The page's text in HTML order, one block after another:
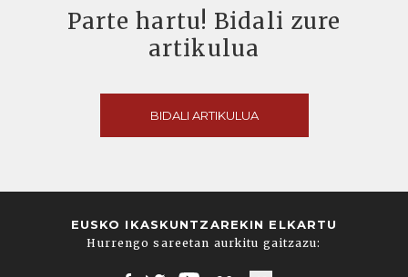
Parte hartu! Bidali zure
artikulua
BIDALI ARTIKULUA
EUSKO IKASKUNTZAREKIN ELKARTU
Hurrengo sareetan aurkitu gaitzazu: